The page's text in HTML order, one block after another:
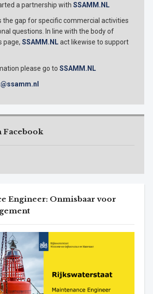
a partnership with SSAMM.NL
the gap for specific commercial activities
questions. In line with the body of
page, SSAMM.NLact likewise to support
please go to SSAMM.NL
Facebook
Engineer: Onmisbaar voor